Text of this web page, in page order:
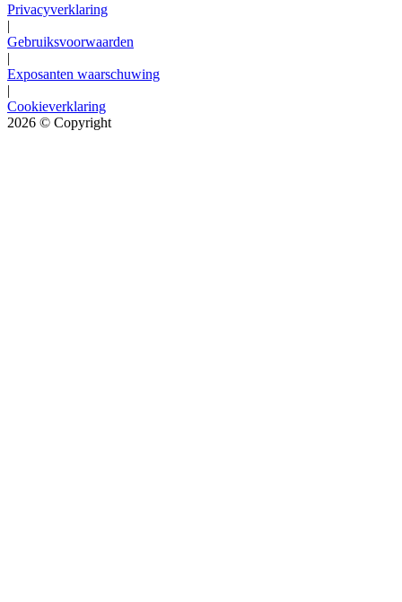
Privacyverklaring
|
Gebruiksvoorwaarden
|
Exposanten waarschuwing
|
Cookieverklaring
2026 © Copyright